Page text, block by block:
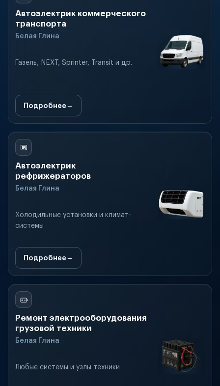
Автоэлектрик коммерческого
транспорта
Белая Глина
Газель, NEXT, Sprinter, Transit и др.
Подробнее
Автоэлектрик
рефрижераторов
Белая Глина
Холодильные установки и климат-
системы
Подробнее
Ремонт электрооборудования
грузовой техники
Белая Глина
Любые системы и узлы техники